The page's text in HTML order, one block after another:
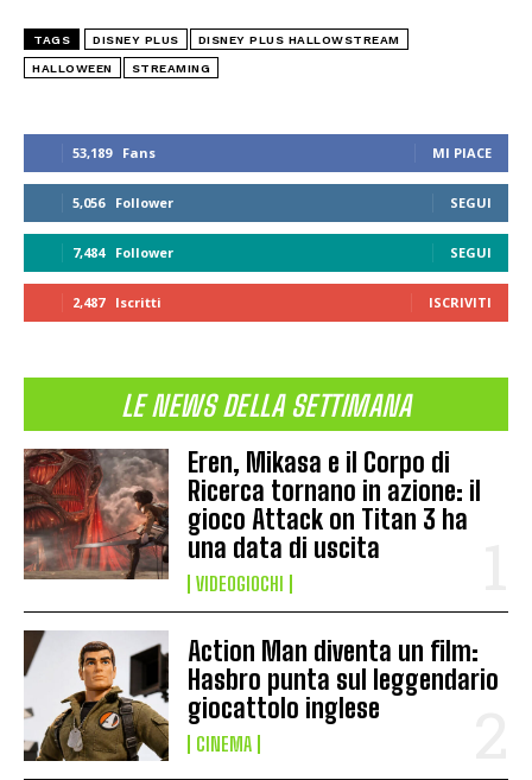
53,189 Fans MI PIACE
5,056 Follower SEGUI
7,484 Follower SEGUI
2,487 Iscritti ISCRIVITI
LE NEWS DELLA SETTIMANA
Eren, Mikasa e il Corpo di
Ricerca tornano in azione: il
gioco Attack on Titan 3 ha
una data di uscita
VIDEOGIOCHI
Action Man diventa un film:
Hasbro punta sul leggendario
giocattolo inglese
CINEMA
TAGS DISNEY PLUS DISNEY PLUS HALLOWSTREAM
HALLOWEEN STREAMING